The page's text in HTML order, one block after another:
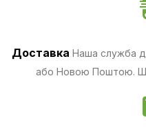
Доставка Наша служба
або Новою Поштою.